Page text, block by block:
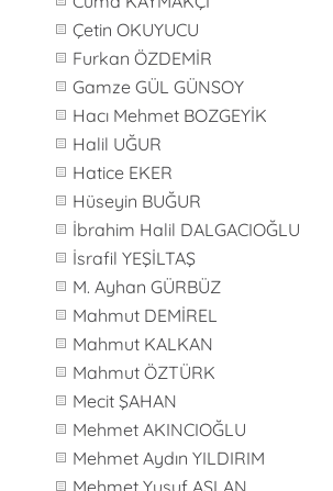
Çetin OKUYUCU
Furkan ÖZDEMİR
Gamze GÜL GÜNSOY
Hacı Mehmet BOZGEYİK
Halil UĞUR
Hatice EKER
Hüseyin BUĞUR
İbrahim Halil DALGACIOĞLU
İsrafil YEŞİLTAŞ
M. Ayhan GÜRBÜZ
Mahmut DEMİREL
Mahmut KALKAN
Mahmut ÖZTÜRK
Mecit ŞAHAN
Mehmet AKINCIOĞLU
Mehmet Aydın YILDIRIM
Mehmet Yusuf ASLAN